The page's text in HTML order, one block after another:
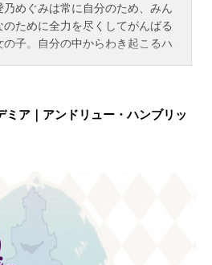
アルデラミン放送形態TVアニメス
ジュール2016年7月8日（金）～20
年9月30日（金）TOKYOMXほか
数...
乃めぐみは常に自分のため、みん
のために全力を尽くしてがんばる
の子。自分の中からわき起こるハ
、歩道橋の上にたたずむひめと出
というめぐみの愛のパワーが高ま
、めぐみもキュアラブリーに変
!?作品名ハピネスチャージプリキ
ア！放送形態TVアニメシリーズプ
キュアスケジュール2014年2月2日
ミア｜アンドリュー・ハンブリッ